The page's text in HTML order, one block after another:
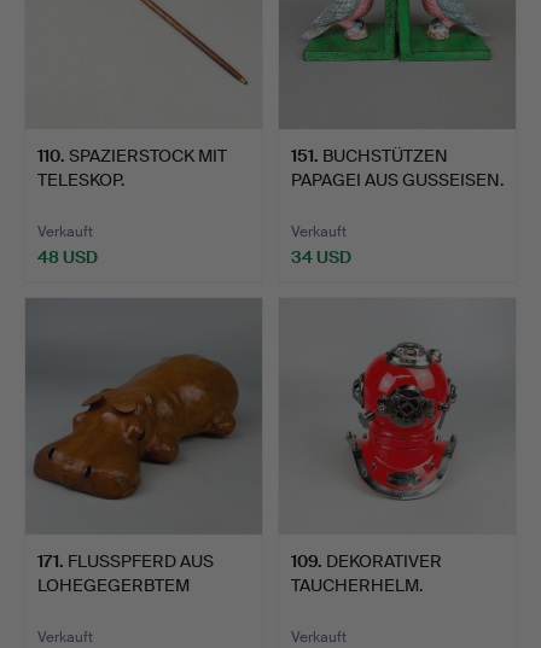
110. SPAZIERSTOCK MIT
TELESKOP.
Verkauft
48 USD
151. BUCHSTÜTZEN
PAPAGEI AUS GUSSEISEN.
Verkauft
34 USD
171. FLUSSPFERD AUS
LOHEGEGERBTEM
Verkauft
109. DEKORATIVER
TAUCHERHELM.
Verkauft